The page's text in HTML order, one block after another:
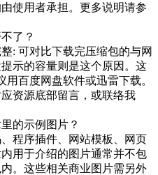
使用者承担。更多说明请参
了？
: 可对比下载完压缩包的与网
示的容量则是这个原因。这
用百度网盘软件或迅雷下载。
资源底部留言，或联络我
的示例图片？
程序插件、网站模板、网页
用于介绍的图片通常并不包
。这些相关商业图片需另外